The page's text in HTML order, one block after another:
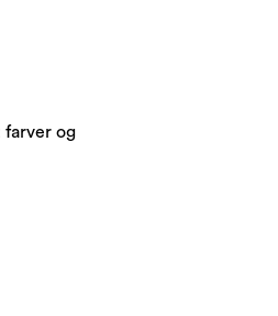
farver og